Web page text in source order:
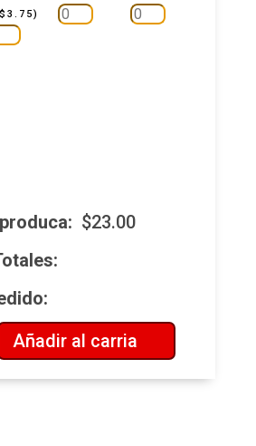
$3.75)
$23.00
Añadir al carria